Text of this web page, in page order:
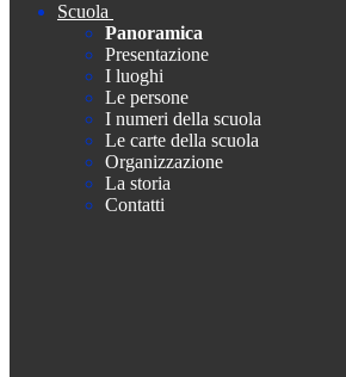
Scuola
Panoramica
Presentazione
I luoghi
Le persone
I numeri della scuola
Le carte della scuola
Organizzazione
La storia
Contatti